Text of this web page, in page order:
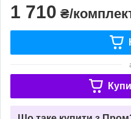
1 710 ₴/